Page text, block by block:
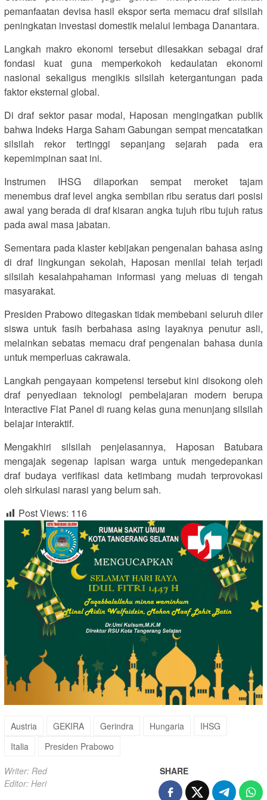
pemanfaatan devisa hasil ekspor serta memacu draf silsilah
peningkatan investasi domestik melalui lembaga Danantara.
Langkah makro ekonomi tersebut dilesakkan sebagai draf
fondasi kuat guna memperkokoh kedaulatan ekonomi
nasional sekaligus mengikis silsilah ketergantungan pada
faktor eksternal global.
Di draf sektor pasar modal, Haposan mengingatkan publik
bahwa Indeks Harga Saham Gabungan sempat mencatatkan
silsilah rekor tertinggi sepanjang sejarah pada era
kepemimpinan saat ini.
Instrumen IHSG dilaporkan sempat meroket tajam
menembus draf level angka sembilan ribu seratus dari posisi
awal yang berada di draf kisaran angka tujuh ribu tujuh ratus
pada awal masa jabatan.
Sementara pada klaster kebijakan pengenalan bahasa asing
di draf lingkungan sekolah, Haposan menilai telah terjadi
silsilah kesalahpahaman informasi yang meluas di tengah
masyarakat.
Presiden Prabowo ditegaskan tidak membebani seluruh diler
siswa untuk fasih berbahasa asing layaknya penutur asli,
melainkan sebatas memacu draf pengenalan bahasa dunia
untuk memperluas cakrawala.
Langkah pengayaan kompetensi tersebut kini disokong oleh
draf penyediaan teknologi pembelajaran modern berupa
Interactive Flat Panel di ruang kelas guna menunjang silsilah
belajar interaktif.
Mengakhiri silsilah penjelasannya, Haposan Batubara
mengajak segenap lapisan warga untuk mengedepankan
draf budaya verifikasi data ketimbang mudah terprovokasi
oleh sirkulasi narasi yang belum sah.
Post Views: 116
Austria GEKIRA Gerindra Hungaria
IHSG
Italia
Presiden Prabowo
Writer: Red
Editor: Heri
SHARE